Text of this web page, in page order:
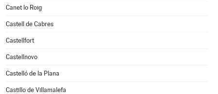
Canet lo Roig
Castell de Cabres
Castellfort
Castellnovo
Castelló de la Plana
Castillo de Villamalefa